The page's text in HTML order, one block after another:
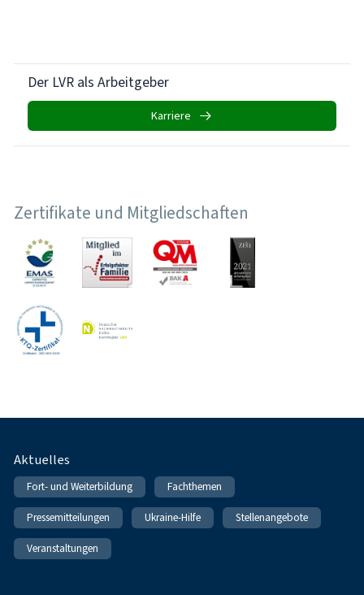
Der LVR als Arbeitgeber
Karriere
Zertifikate und Mitgliedschaften
Fußnavigation
Aktuelles
Fort- und Weiterbildung Fachthemen
Pressemitteilungen Ukraine-Hilfe Stellenangebote
Veranstaltungen